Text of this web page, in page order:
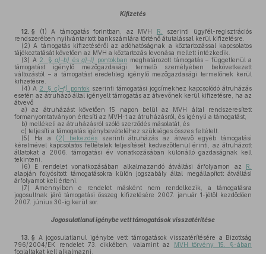
Kifizetés
12. § (1) A támogatás forintban, az MVH R.
szerinti ügyfél-regisztrációs
rendszerében nyilvántartott bankszámlára történő átutalással kerül kifizetésre.
(2) A támogatás kifizetéséről az adóhatóságnak a köztartozással kapcsolatos
tájékoztatását követően az MVH a köztartozás levonása mellett intézkedik.
(3) A 2. § a)–b) és g)–l) pontokban meghatározott támogatás – függetlenül a
támogatást igénylő mezőgazdasági termelő személyében bekövetkezett
változástól – a támogatást eredetileg igénylő mezőgazdasági termelőnek kerül
kifizetésre.
(4) A 2. §c)–f) pontok szerinti támogatási jogcímekhez kapcsolódó átruházás
esetén az átruházó által igényelt támogatás az átvevőnek kerül kifizetésre, ha az
átvevő
a) az átruházást követően 15 napon belül az MVH által rendszeresített
formanyomtatványon értesíti az MVH-t az átruházásról, és igényli a támogatást,
b) mellékeli az átruházásról szóló szerződés másolatát, és
c) teljesíti a támogatás igénybevételéhez szükséges összes feltételt.
(5) Ha a (2) bekezdésszerinti átruházás az átvevő egyéb támogatási
kérelmével kapcsolatos feltételek teljesítését kedvezőtlenül érinti, az átruházott
állatokat a 2006. támogatási év vonatkozásában különálló gazdaságnak kell
tekinteni.
(6) E rendelet vonatkozásában alkalmazandó átváltási árfolyamon az R.
alapján folyósított támogatásokra külön jogszabály által megállapított átváltási
árfolyamot kell érteni.
(7) Amennyiben e rendelet másként nem rendelkezik, a támogatásra
jogosultnak járó támogatási összeg kifizetésére 2007. január 1-jétől kezdődően
2007. június 30-ig kerül sor.
Jogosulatlanul igénybe vett támogatások visszatérítése
13. § A jogosulatlanul igénybe vett támogatások visszatérítésére a Bizottság
796/2004/EK rendelet 73. cikkében, valamint az
MVH törvény 15. §-ában
foglaltakat kell alkalmazni.